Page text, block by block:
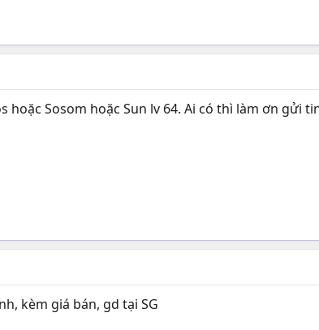
hoặc Sosom hoặc Sun lv 64. Ai có thì làm ơn gửi
kèm giá bán, gd tại SG